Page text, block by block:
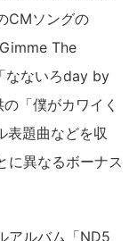
CMソングの
The
なないろday by
「僕がカワイく
表題曲などを収
に異なるボーナス
アルバム「ND5